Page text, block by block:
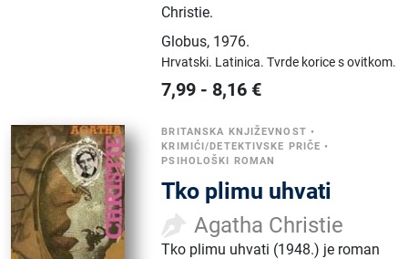
Christie.
Globus, 1976.
Hrvatski. Latinica.Tvrde korice s ovitkom.
7,99 - 8,16 €
BRITANSKA KNJIŽEVNOST •
KRIMIĆI/DETEKTIVSKE PRIČE •
PSIHOLOŠKI ROMAN
Tko plimu uhvati
Agatha Christie
Tko plimu uhvati (1948.) je roman